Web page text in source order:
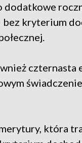
dodatkowe
kryterium
czternasta
która